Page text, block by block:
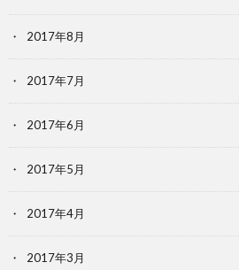
2017年8月
2017年7月
2017年6月
2017年5月
2017年4月
2017年3月